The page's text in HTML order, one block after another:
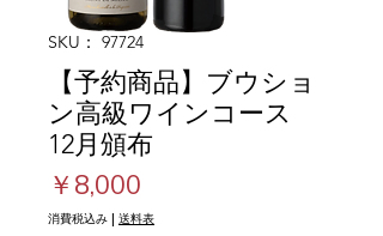
SKU： 97724
【予約商品】ブウショ
ン高級ワインコース
12月頒布
￥8,000
格
消費税込み | 送料表